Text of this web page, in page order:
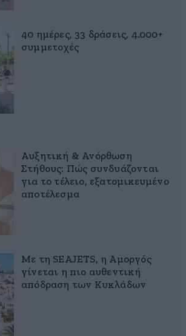
40 ημέρες, 33 δράσεις, 4.000+
συμμετοχές
Αυξητική & Ανόρθωση
Στήθους: Πώς συνδυάζονται
για το τέλειο, εξατομικευμένο
αποτέλεσμα
Με τη SEAJETS, η Αμοργός
γίνεται η πιο αυθεντική
απόδραση των Κυκλάδων